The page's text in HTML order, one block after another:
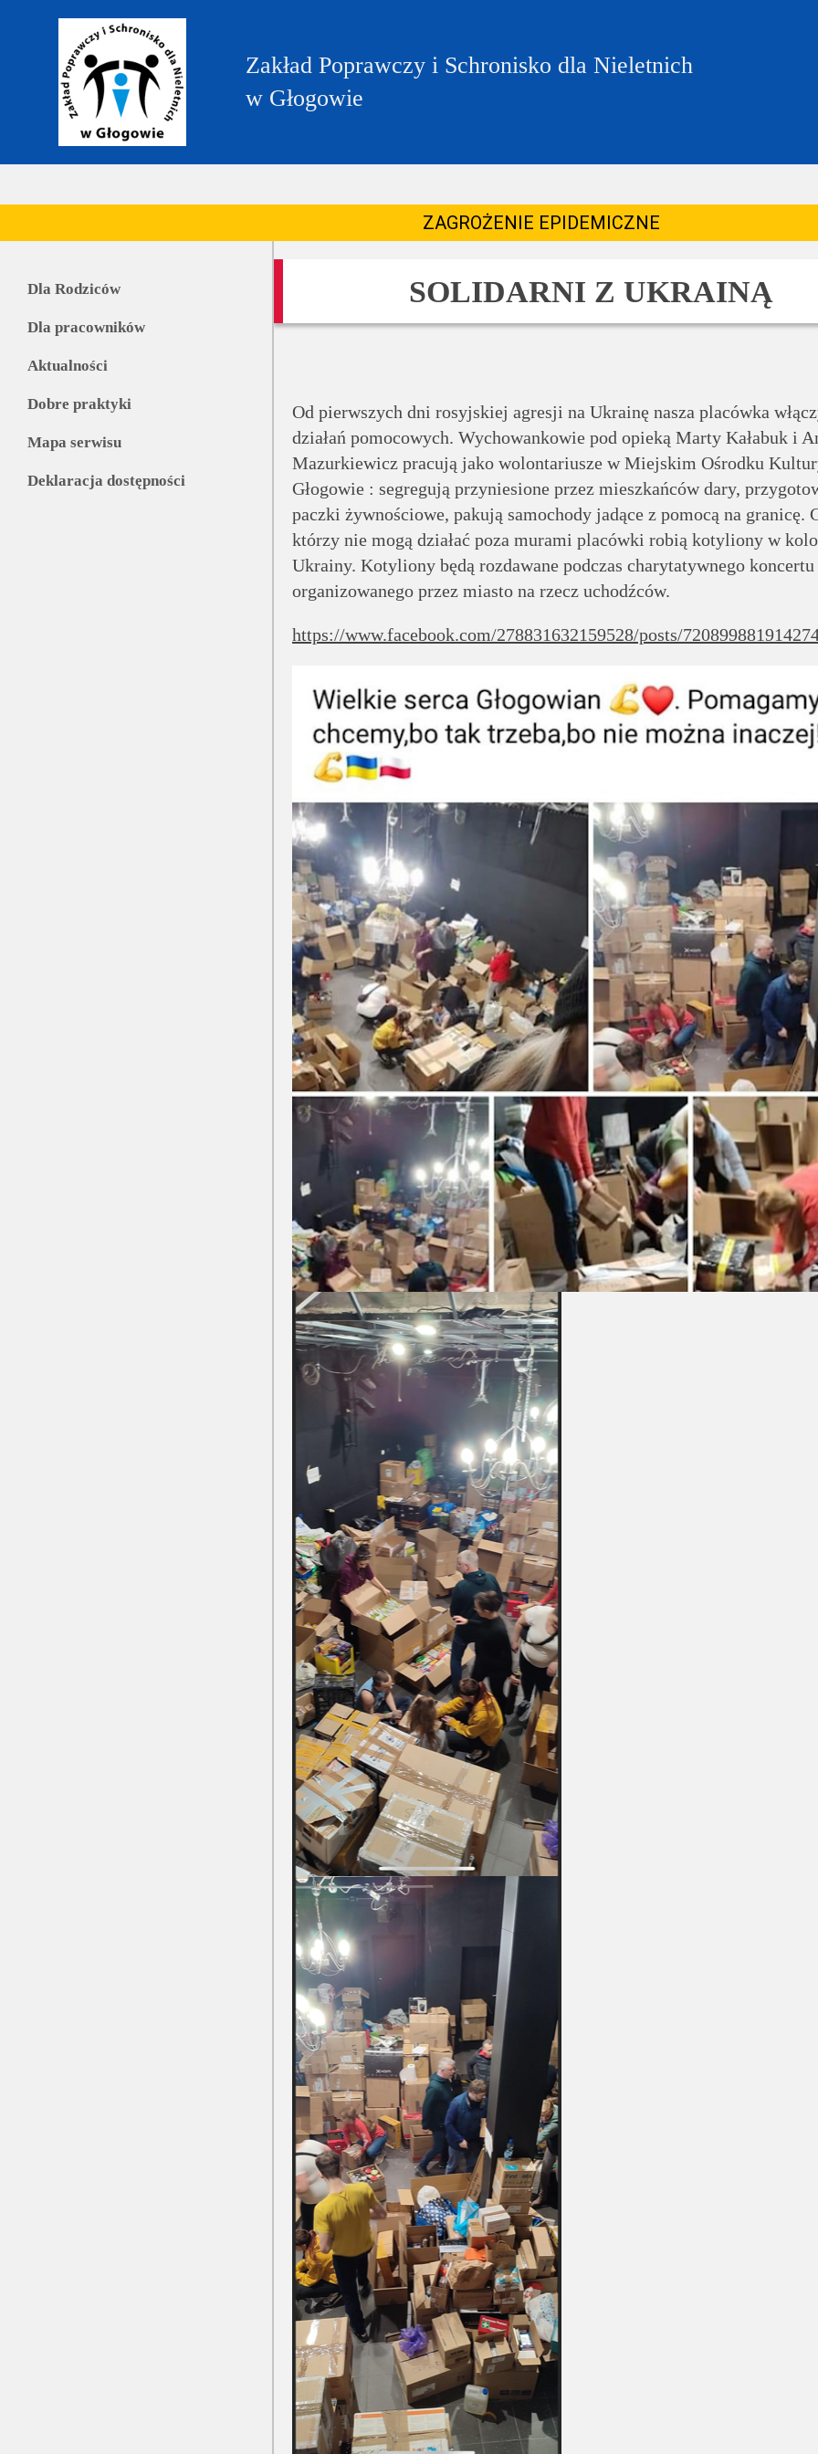
Zakład Poprawczy i Schronisko dla Nieletnich
w Głogowie
ZAGROŻENIE EPIDEMICZNE
Dla Rodziców
Dla pracowników
Aktualności
Dobre praktyki
Mapa serwisu
Deklaracja dostępności
SOLIDARNI Z UKRAINĄ
Od pierwszych dni rosyjskiej agresji na Ukrainę nasza placówka
działań pomocowych. Wychowankowie pod opieką Marty Kałabuk i
Mazurkiewicz pracują jako wolontariusze w Miejskim Ośrodku
Głogowie : segregują przyniesione przez mieszkańców dary,
paczki żywnościowe, pakują samochody jadące z pomocą na granicę.
którzy nie mogą działać poza murami placówki robią kotyliony w
Ukrainy. Kotyliony będą rozdawane podczas charytatywnego koncertu
organizowanego przez miasto na rzecz uchodźców.
https://www.facebook.com/278831632159528/posts/